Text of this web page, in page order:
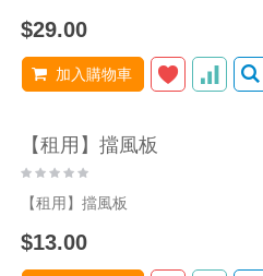
$29.00
加入購物車
【租用】擋風板
【租用】擋風板
$13.00